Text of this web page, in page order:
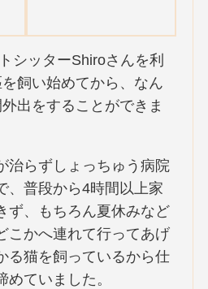
シッターShiroさんを利
飼い始めてから、なん
出をすることができま
治らずしょっちゅう病院
、普段から4時間以上家
ず、もちろん夏休みなど
こかへ連れて行ってあげ
る猫を飼っているから仕
ていました。